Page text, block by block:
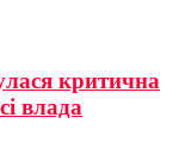
критична
влада